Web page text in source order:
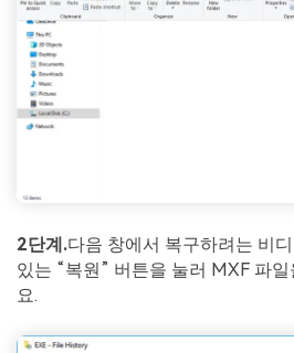
2단계.다음 창에서 복구하려는 비
있는 “복원” 버튼을 눌러 MXF 파
요.